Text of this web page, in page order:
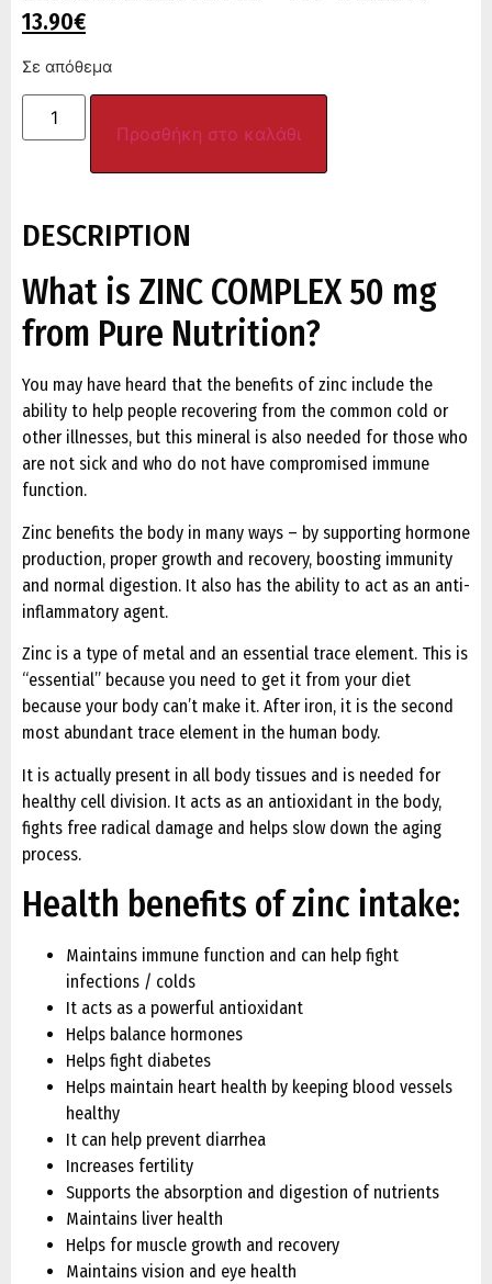
13.90€
Σε απόθεμα
Προσθήκη στο καλάθι
DESCRIPTION
What is ZINC COMPLEX 50 mg
from Pure Nutrition?
You may have heard that the benefits of zinc include the
ability to help people recovering from the common cold or
other illnesses, but this mineral is also needed for those who
are not sick and who do not have compromised immune
function.
Zinc benefits the body in many ways – by supporting hormone
production, proper growth and recovery, boosting immunity
and normal digestion. It also has the ability to act as an anti-
inflammatory agent.
Zinc is a type of metal and an essential trace element. This is
“essential” because you need to get it from your diet
because your body can’t make it. After iron, it is the second
most abundant trace element in the human body.
It is actually present in all body tissues and is needed for
healthy cell division. It acts as an antioxidant in the body,
fights free radical damage and helps slow down the aging
process.
Health benefits of zinc intake:
Maintains immune function and can help fight
infections / colds
It acts as a powerful antioxidant
Helps balance hormones
Helps fight diabetes
Helps maintain heart health by keeping blood vessels
healthy
It can help prevent diarrhea
Increases fertility
Supports the absorption and digestion of nutrients
Maintains liver health
Helps for muscle growth and recovery
Maintains vision and eye health